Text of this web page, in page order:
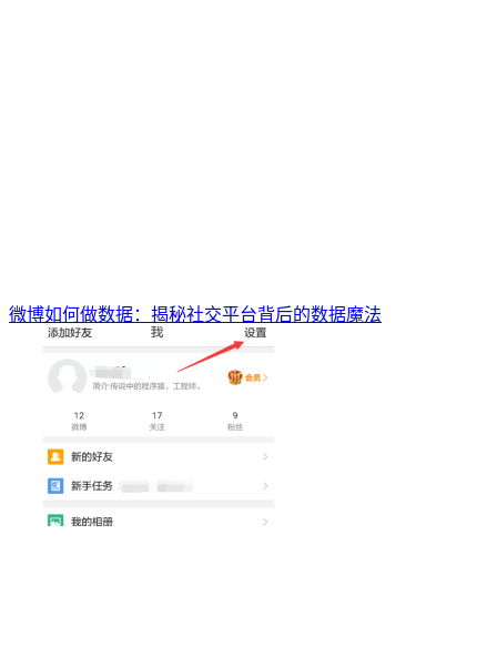
微博如何做数据：揭秘社交平台背后的数据魔法